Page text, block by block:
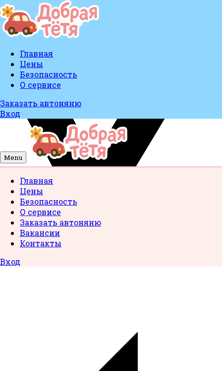
Главная
Цены
Безопасность
О сервисе
Заказать автоняню
Вход
Menu
Главная
Цены
Безопасность
О сервисе
Заказать автоняню
Вакансии
Контакты
Вход